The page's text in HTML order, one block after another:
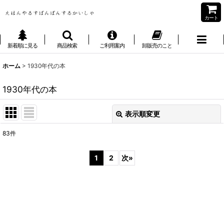
カート
新着順に見る 商品検索 ご利用案内 卸販売のこと
ホーム > 1930年代の本
1930年代の本
表示順変更
83件
1 2 次»